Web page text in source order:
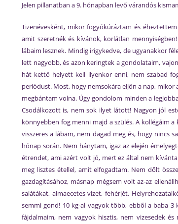
Jelen pillanatban a 9. hónapban levő várandós
Tizenévesként, mikor fogyókúráztam és
amit szeretnék és kívánok, korlátlan
lábaim lesznek. Mindig irigykedve, de ugyanakkor
lett nagyobb, és azon keringtek a gondolataim,
hát kettő helyett kell ilyenkor enni, nem szabad
periódust. Most, hogy nemsokára eljön a nap,
megbántam volna. Úgy gondolom minden a
Csodálkozott is, nem sok ilyet látott! Nagyon jól
könnyebben fog menni majd a szülés. A kollégáim
visszeres a lábam, nem dagad meg és, hogy nincs
hónap során. Nem hánytam, igaz az elején
étrendet, ami azért volt jó, mert ez által nem
meg lisztes étellel, amit elfogadtam. Nem dőlt
gazdagításához, másnap mégsem volt az-az
salátákat, almaecetes vizet, fehérjét.
semmi gond! 10 kg-al vagyok több, ebből a baba
fájdalmaim, nem vagyok hisztis, nem vizesedek